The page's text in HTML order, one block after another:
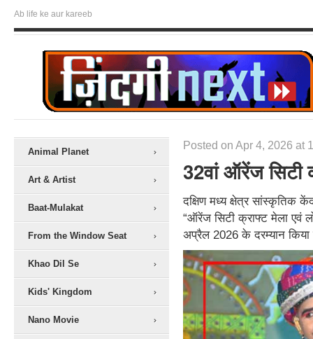
Ab life ke aur kareeb
Animal Planet
Art & Artist
Baat-Mulakat
From the Window Seat
Khao Dil Se
Kids' Kingdom
Nano Movie
Posted on Apr 4, 2026 at
32वां ऑरेंज सिटी
दक्षिण मध्य क्षेत्र सांस्कृतिक
“ऑरेंज सिटी क्राफ्ट मेला एवं
अप्रैल 2026 के दरम्यान किया